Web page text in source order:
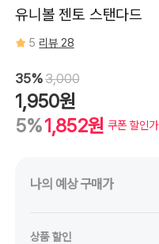
유니볼 젠토 스탠다드
5 리뷰 28
35%3,000
1,950원
5%1,852원 쿠폰 할인가
나의 예상 구매가
상품 할인